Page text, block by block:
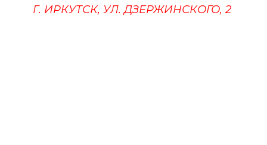
Г. ИРКУТСК, УЛ. ДЗЕРЖИНСКОГО, 2